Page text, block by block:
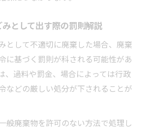
として出す際の罰則解説
として不適切に廃棄した場合、廃棄
に基づく罰則が科される可能性があ
、過料や罰金、場合によっては行政
などの厳しい処分が下されることが
般廃棄物を許可のない方法で処理し